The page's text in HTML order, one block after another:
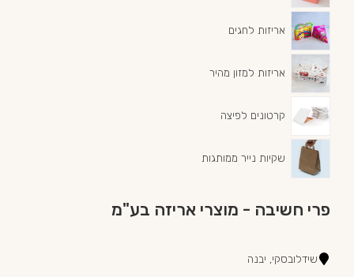
אריזות לחגים
אריזות למזון מהיר
קרטונים לפיצה
שקיות נייר ממותגות
פרי חשיבה - מוצרי אריזה בע"מ
שידלובסקי, יבנה